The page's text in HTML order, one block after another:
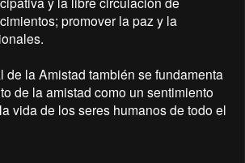
promover la paz y la
de la Amistad también se fundamenta
de la amistad como un sentimiento
vida de los seres humanos de todo el